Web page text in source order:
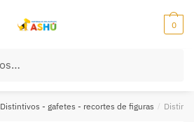
0
Distintivos - gafetes - recortes de figuras /